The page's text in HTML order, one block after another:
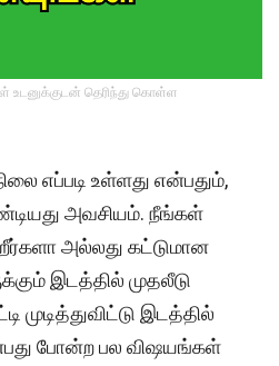
உடனுக்குடன் தெரிந்து கொள்ள
எப்படி உள்ளது என்பதும்,
அவசியம். நீங்கள்
அல்லது கட்டுமான
இடத்தில் முதலீடு
முடித்துவிட்டு இடத்தில்
போன்ற பல விஷயங்கள்